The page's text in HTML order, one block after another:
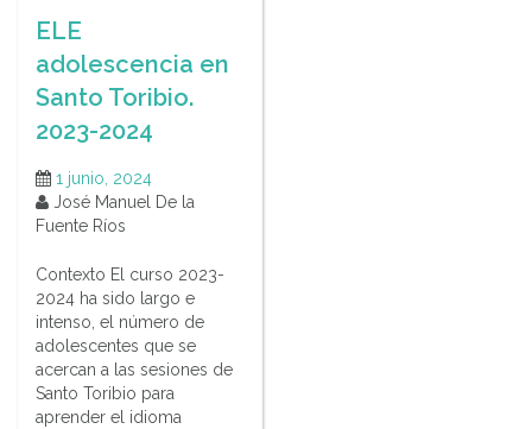
ELE
adolescencia en
Santo Toribio.
2023-2024
1 junio, 2024
José Manuel De la
Fuente Ríos
Contexto El curso 2023-
2024 ha sido largo e
intenso, el número de
adolescentes que se
acercan a las sesiones de
Santo Toribio para
aprender el idioma